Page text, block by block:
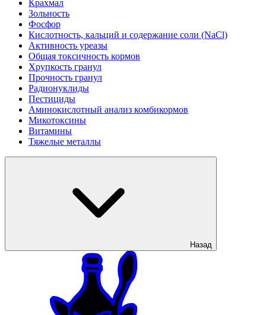
Крахмал
Зольность
Фосфор
Кислотность, кальций и содержание соли (NaCl)
Активность уреазы
Общая токсичность кормов
Хрупкость гранул
Прочность гранул
Радионуклиды
Пестициды
Аминокислотный анализ комбикормов
Микотоксины
Витамины
Тяжелые металлы
Назад